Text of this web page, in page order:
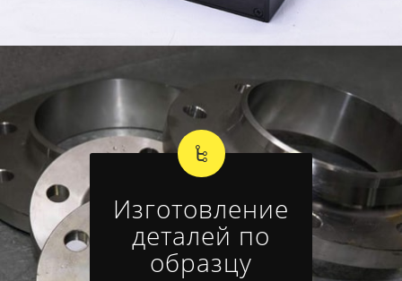
Изготовление
деталей по
образцу